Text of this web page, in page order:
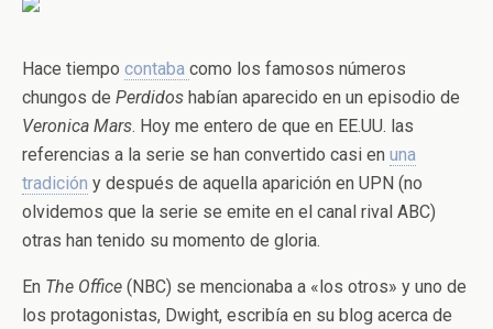
Hace tiempo contaba como los famosos números
chungos de Perdidos habían aparecido en un episodio de
Veronica Mars. Hoy me entero de que en EE.UU. las
referencias a la serie se han convertido casi en una
tradición y después de aquella aparición en UPN (no
olvidemos que la serie se emite en el canal rival ABC)
otras han tenido su momento de gloria.
En The Office (NBC) se mencionaba a «los otros» y uno de
los protagonistas, Dwight, escribía en su blog acerca de